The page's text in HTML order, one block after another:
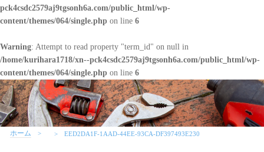
pck4csdc2579aj9tgsonh6a.com/public_html/wp-
content/themes/064/single.php on line 6
Warning: Attempt to read property "term_id" on null in
/home/kurihara1718/xn--pck4csdc2579aj9tgsonh6a.com/public_html/wp-
content/themes/064/single.php on line 6
ホーム EED2DA1F-1AAD-44EE-93CA-DF397493E230